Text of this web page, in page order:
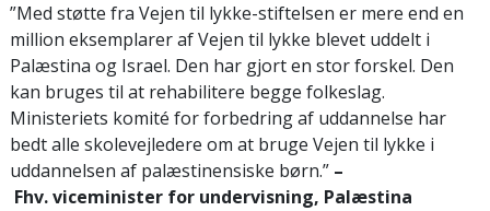
”Med støtte fra Vejen til lykke-stiftelsen er mere end en
million eksemplarer af Vejen til lykke blevet uddelt i
Palæstina og Israel. Den har gjort en stor forskel. Den
kan bruges til at rehabilitere begge folkeslag.
Ministeriets komité for forbedring af uddannelse har
bedt alle skolevejledere om at bruge Vejen til lykke i
uddannelsen af palæstinensiske børn.” –
Fhv. viceminister for undervisning, Palæstina